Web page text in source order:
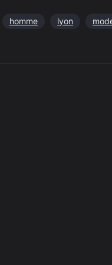
homme lyon